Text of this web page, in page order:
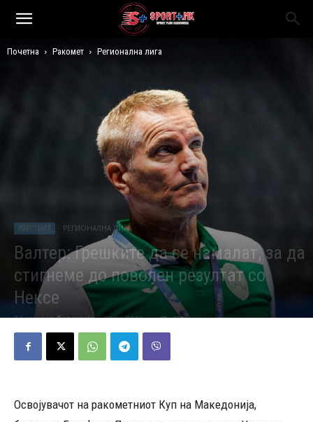
Почетна Ракомет Регионална лига
РАКОМЕТ РЕГИОНАЛНА ЛИГА
Валтер: Грешките да се намалат, за да
стигнеме до поволен резултат со
Нексе
Објавено од Редакција - 02/02/2023 420
Освојувачот на ракометниот Куп на Македонија,